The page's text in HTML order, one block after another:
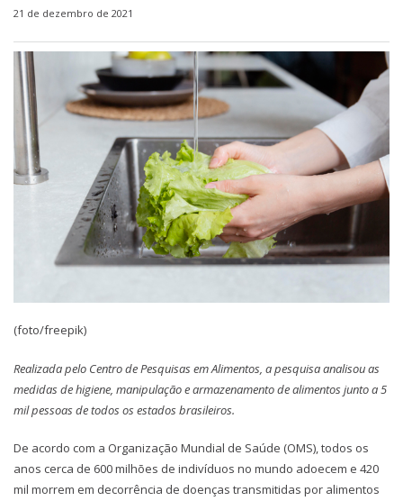
21 de dezembro de 2021
(foto/freepik)
Realizada pelo Centro de Pesquisas em Alimentos, a pesquisa analisou as
medidas de higiene, manipulação e armazenamento de alimentos junto a 5
mil pessoas de todos os estados brasileiros.
De acordo com a Organização Mundial de Saúde (OMS), todos os
anos cerca de 600 milhões de indivíduos no mundo adoecem e 420
mil morrem em decorrência de doenças transmitidas por alimentos